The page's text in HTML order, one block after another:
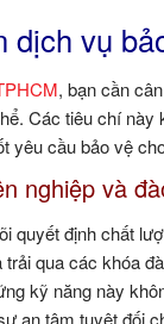
vụ
, bạn cần
Các tiêu chí
yêu cầu bảo vệ
nghiệp và
quyết định chất
qua các khóa
kỹ năng này
an tâm tuyệt đối